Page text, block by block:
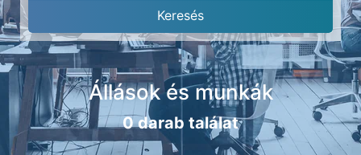
Állások és munkák
0 darab találat